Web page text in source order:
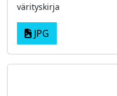
värityskirja
JPG